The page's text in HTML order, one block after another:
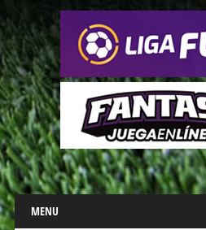
Main menu
Skip
to
MENU